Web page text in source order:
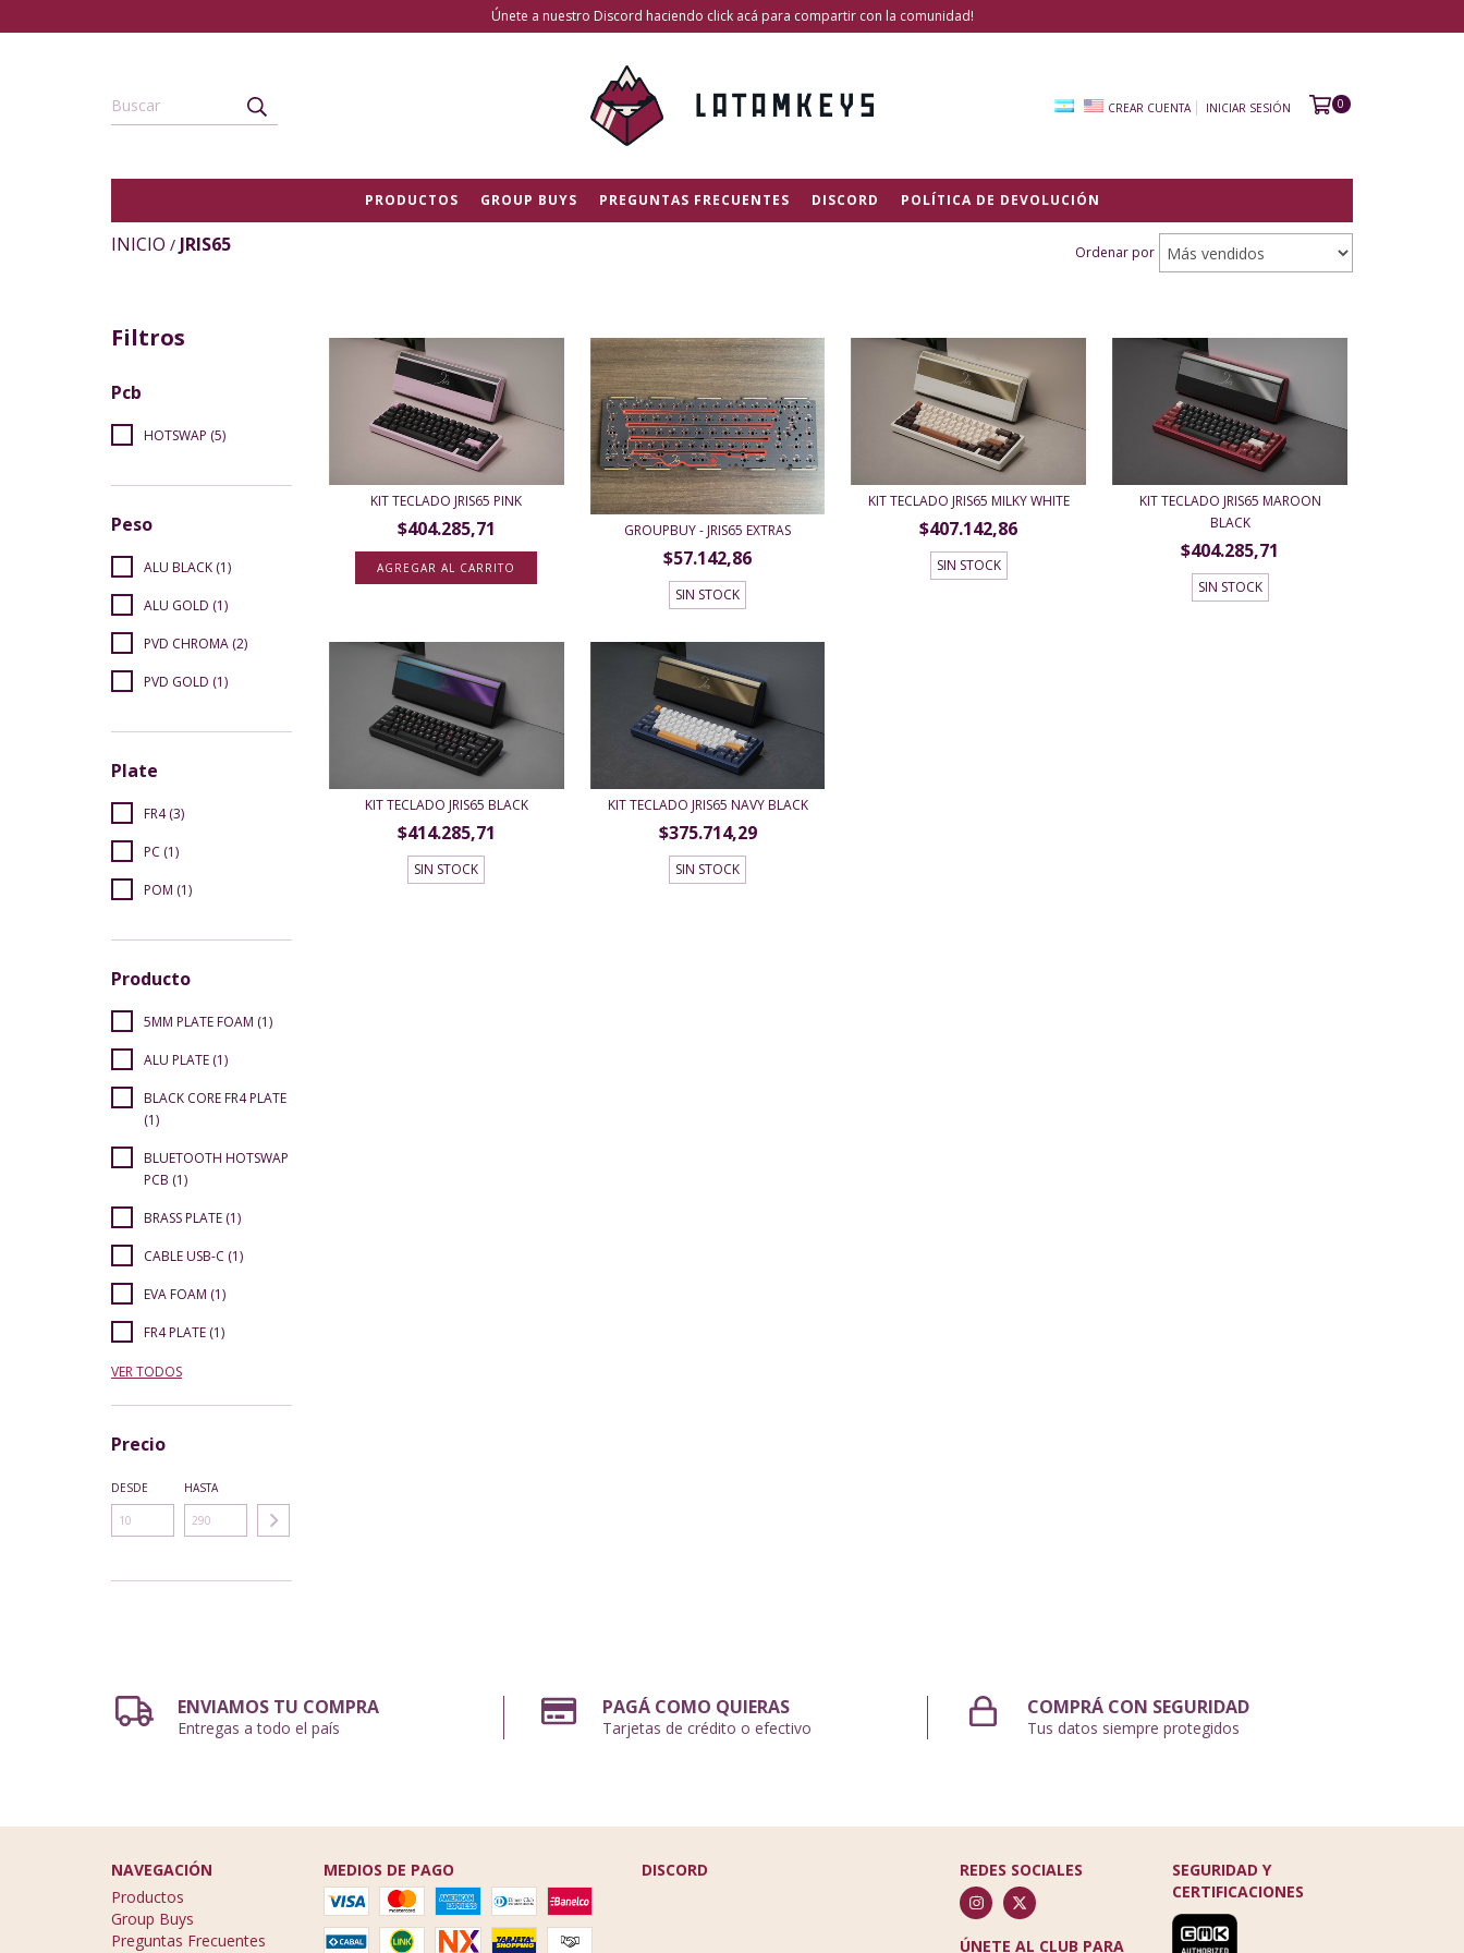
Únete a nuestro Discord haciendo click acá para compartir con la comunidad!
CREAR CUENTA INICIAR SESIÓN 0
PRODUCTOS GROUP BUYS PREGUNTAS FRECUENTES DISCORD POLÍTICA DE DEVOLUCIÓN
INICIO / JRIS65 Ordenar por
Filtros
Pcb
HOTSWAP (5)
Peso
ALU BLACK (1)
ALU GOLD (1)
PVD CHROMA (2)
PVD GOLD (1)
Plate
FR4 (3)
PC (1)
POM (1)
Producto
5MM PLATE FOAM (1)
ALU PLATE (1)
BLACK CORE FR4 PLATE
(1)
BLUETOOTH HOTSWAP
PCB (1)
BRASS PLATE (1)
CABLE USB-C (1)
EVA FOAM (1)
FR4 PLATE (1)
VER TODOS
Precio
DESDE HASTA
KIT TECLADO JRIS65 PINK
$404.285,71
AGREGAR AL CARRITO
GROUPBUY - JRIS65 EXTRAS
$57.142,86
SIN STOCK
KIT TECLADO JRIS65 MILKY WHITE
$407.142,86
SIN STOCK
KIT TECLADO JRIS65 MAROON
BLACK
$404.285,71
SIN STOCK
KIT TECLADO JRIS65 BLACK
$414.285,71
SIN STOCK
KIT TECLADO JRIS65 NAVY BLACK
$375.714,29
SIN STOCK
ENVIAMOS TU COMPRA
Entregas a todo el país
PAGÁ COMO QUIERAS
Tarjetas de crédito o efectivo
COMPRÁ CON SEGURIDAD
Tus datos siempre protegidos
NAVEGACIÓN
Productos
Group Buys
Preguntas Frecuentes
MEDIOS DE PAGO DISCORD REDES SOCIALES
ÚNETE AL CLUB PARA
SEGURIDAD Y
CERTIFICACIONES